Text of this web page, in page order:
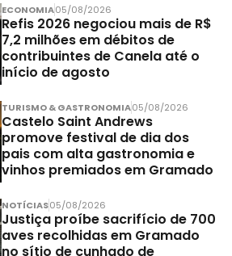
ECONOMIA05/08/2026
Refis 2026 negociou mais de R$
7,2 milhões em débitos de
contribuintes de Canela até o
início de agosto
TURISMO & GASTRONOMIA05/08/2026
Castelo Saint Andrews
promove festival de dia dos
pais com alta gastronomia e
vinhos premiados em Gramado
NOTÍCIAS05/08/2026
Justiça proíbe sacrifício de 700
aves recolhidas em Gramado
no sítio de cunhado de